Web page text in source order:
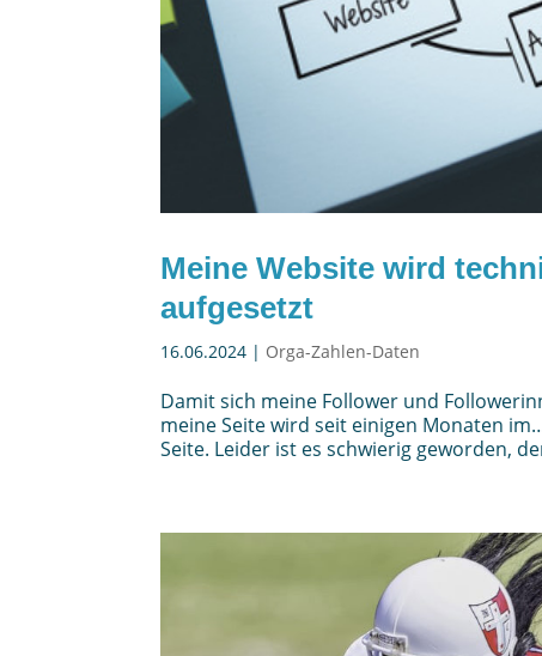
Meine Website wird
aufgesetzt
16.06.2024 | Orga-Zahlen-Daten
Damit sich meine Follower und
meine Seite wird seit einigen Monaten
Seite. Leider ist es schwierig geworden,